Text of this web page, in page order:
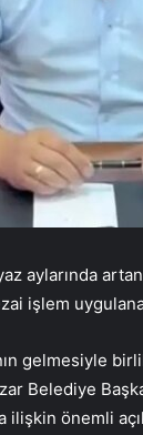
aylarında
işlem
gelmesiyle
Belediye
ilişkin önemli